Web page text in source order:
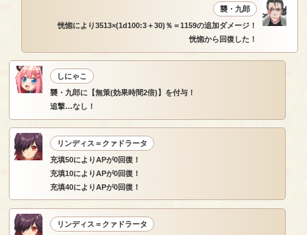
襲・九郎
恍惚により3513×(1d100:3＋30)％＝1159の追加ダメージ！
恍惚から回復した！
しにゃこ
襲・九郎に【無策(効果時間2倍)】を付与！
追撃…なし！
リンディス＝クァドラータ
充填50によりAPが0回復！
充填10によりAPが0回復！
充填40によりAPが0回復！
リンディス＝クァドラータ